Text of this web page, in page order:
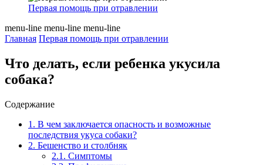
Первая помощь при отравлении
menu-line menu-line menu-line
Главная Первая помощь при отравлении
Что делать, если ребенка укусила
собака?
Содержание
1. В чем заключается опасность и возможные
последствия укуса собаки?
2. Бешенство и столбняк
2.1. Симптомы